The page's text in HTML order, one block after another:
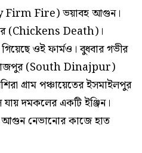
Firm Fire) ভয়াবহ আগুন।
(Chickens Death)।
ওই ফার্মও। বুধবার গভীর
(South Dinajpur)
গ্রাম পঞ্চায়েতের ইসমাইলপুর
দমকলের একটি ইঞ্জিন।
নেভানোর কাজে হাত